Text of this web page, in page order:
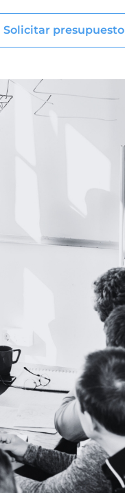
Solicitar presupuesto